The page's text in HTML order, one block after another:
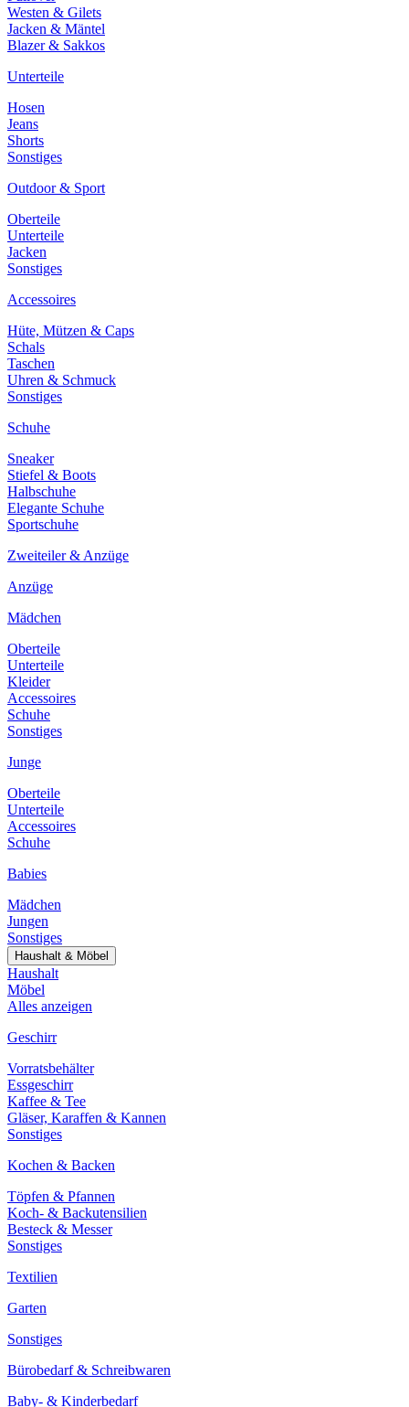
Westen & Gilets
Jacken & Mäntel
Blazer & Sakkos
Unterteile
Hosen
Jeans
Shorts
Sonstiges
Outdoor & Sport
Oberteile
Unterteile
Jacken
Sonstiges
Accessoires
Hüte, Mützen & Caps
Schals
Taschen
Uhren & Schmuck
Sonstiges
Schuhe
Sneaker
Stiefel & Boots
Halbschuhe
Elegante Schuhe
Sportschuhe
Zweiteiler & Anzüge
Anzüge
Mädchen
Oberteile
Unterteile
Kleider
Accessoires
Schuhe
Sonstiges
Junge
Oberteile
Unterteile
Accessoires
Schuhe
Babies
Mädchen
Jungen
Sonstiges
Haushalt & Möbel
Haushalt
Möbel
Alles anzeigen
Geschirr
Vorratsbehälter
Essgeschirr
Kaffee & Tee
Gläser, Karaffen & Kannen
Sonstiges
Kochen & Backen
Töpfen & Pfannen
Koch- & Backutensilien
Besteck & Messer
Sonstiges
Textilien
Garten
Sonstiges
Bürobedarf & Schreibwaren
Baby- & Kinderbedarf